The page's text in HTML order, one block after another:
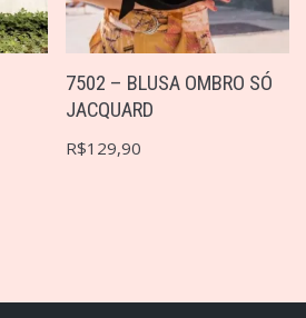
7502 – BLUSA OMBRO SÓ
JACQUARD
R$129,90